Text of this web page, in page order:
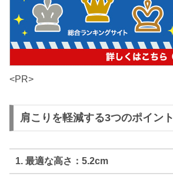
<PR>
肩こりを軽減する3つのポイント
1. 最適な高さ：5.2cm